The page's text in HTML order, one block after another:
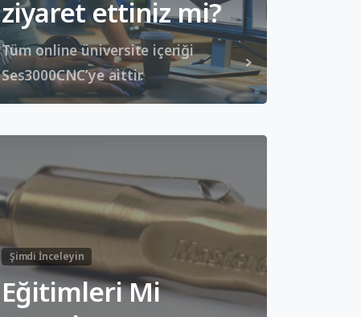
ziyaret ettiniz mi?
Tüm online üniversite içeriği
Ses3000CNC’ye aittir.
Şimdi İnceleyin
Eğitimleri Mi